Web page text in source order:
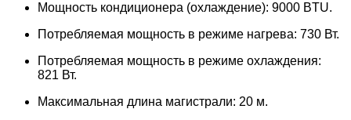
Мощность кондиционера (охлаждение): 9000 BTU.
Потребляемая мощность в режиме нагрева: 730 Вт.
Потребляемая мощность в режиме охлаждения:
821 Вт.
Максимальная длина магистрали: 20 м.